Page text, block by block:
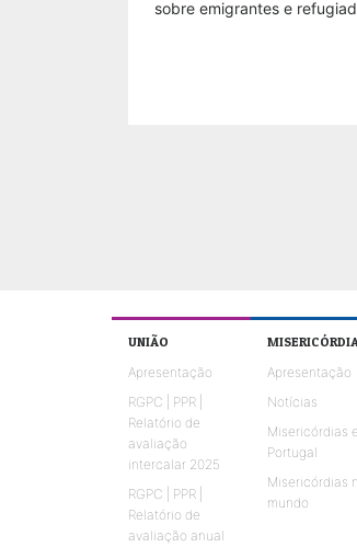
sobre emigrantes e
UNIÃO
Apresentação
RGPC | PPR |
Relatório de
avaliação
intercalar 2025
RGPC | PPR |
Relatório de
avaliação anual
Apresentação
Notícias
Misericórdias
Portugal
Misericórdias
mundo